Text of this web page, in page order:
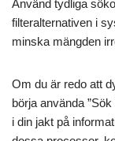
Använd tydliga
filteralternativen i
minska mängden
Om du är redo att
börja använda
i din jakt på